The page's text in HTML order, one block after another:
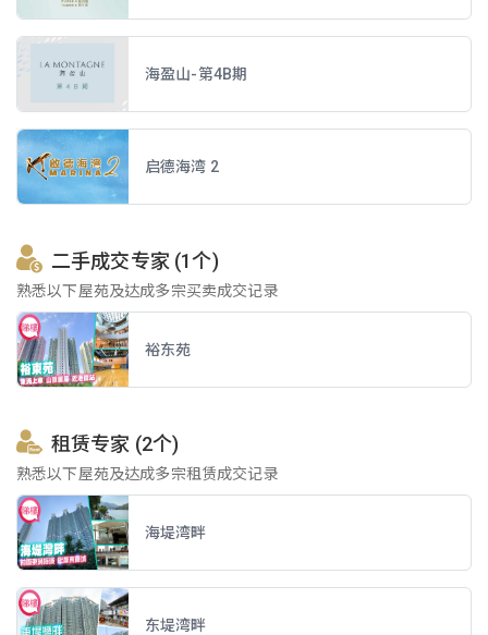
海盈山-第4B期
启德海湾 2
二手成交专家 (1个)
熟悉以下屋苑及达成多宗买卖成交记录
裕东苑
租赁专家 (2个)
熟悉以下屋苑及达成多宗租赁成交记录
海堤湾畔
东堤湾畔